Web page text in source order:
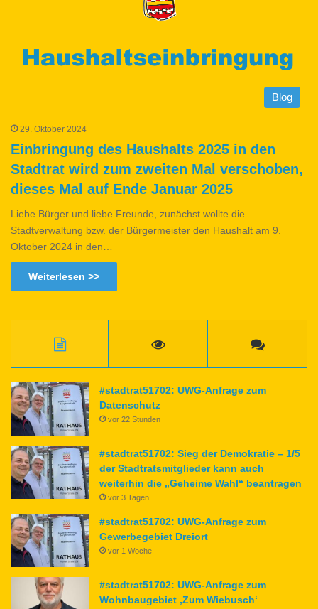
Blog
29. Oktober 2024
Einbringung des Haushalts 2025 in den
Stadtrat wird zum zweiten Mal verschoben,
dieses Mal auf Ende Januar 2025
Liebe Bürger und liebe Freunde, zunächst wollte die
Stadtverwaltung bzw. der Bürgermeister den Haushalt am 9.
Oktober 2024 in den…
Weiterlesen >>
#stadtrat51702: UWG-Anfrage zum
Datenschutz
vor 22 Stunden
#stadtrat51702: Sieg der Demokratie – 1/5
der Stadtratsmitglieder kann auch
weiterhin die „Geheime Wahl“ beantragen
vor 3 Tagen
#stadtrat51702: UWG-Anfrage zum
Gewerbegebiet Dreiort
vor 1 Woche
#stadtrat51702: UWG-Anfrage zum
Wohnbaugebiet ‚Zum Wiebusch‘